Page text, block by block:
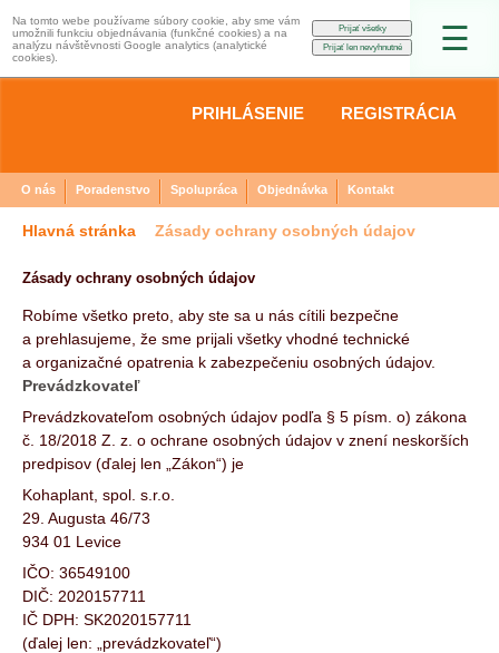
Na tomto webe používame súbory cookie, aby sme vám
umožnili funkciu objednávania (funkčné cookies) a na
analýzu návštěvnosti Google analytics (analytické
cookies).
☰
O nás Poradenstvo Spolupráca Objednávka Kontakt
PRIHLÁSENIE REGISTRÁCIA
Hlavná stránka Zásady ochrany osobných údajov
Zásady ochrany osobných údajov
Robíme všetko preto, aby ste sa u nás cítili bezpečne
a prehlasujeme, že sme prijali všetky vhodné technické
a organizačné opatrenia k zabezpečeniu osobných údajov.
Prevádzkovateľ
Prevádzkovateľom osobných údajov podľa § 5 písm. o) zákona
č. 18/2018 Z. z. o ochrane osobných údajov v znení neskorších
predpisov (ďalej len „Zákon“) je
Kohaplant, spol. s.r.o.
29. Augusta 46/73
934 01 Levice
IČO: 36549100
DIČ: 2020157711
IČ DPH: SK2020157711
(ďalej len: „prevádzkovateľ“)